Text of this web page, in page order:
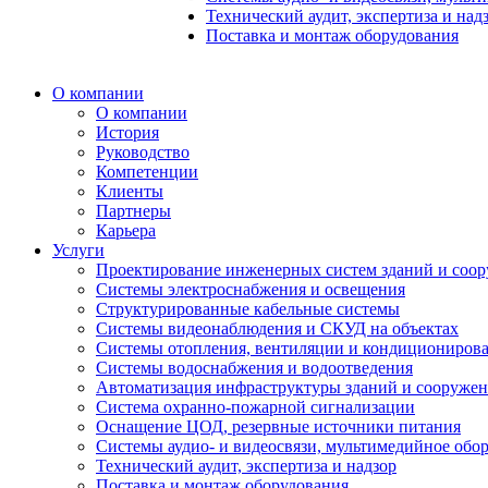
Технический аудит, экспертиза и
Поставка и монтаж оборудования
О компании
О компании
История
Руководство
Компетенции
Клиенты
Партнеры
Карьера
Услуги
Проектирование инженерных систем зданий и
Системы электроснабжения и освещения
Структурированные кабельные системы
Системы видеонаблюдения и СКУД на объектах
Системы отопления, вентиляции и
Системы водоснабжения и водоотведения
Автоматизация инфраструктуры зданий и
Система охранно-пожарной сигнализации
Оснащение ЦОД, резервные источники питания
Системы аудио- и видеосвязи, мультимедийное
Технический аудит, экспертиза и надзор